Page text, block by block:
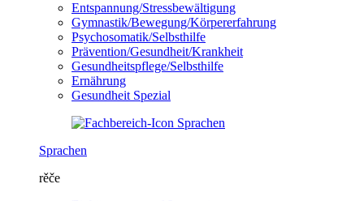
Entspannung/Stressbewältigung
Gymnastik/Bewegung/Körpererfahrung
Psychosomatik/Selbsthilfe
Prävention/Gesundheit/Krankheit
Gesundheitspflege/Selbsthilfe
Ernährung
Gesundheit Spezial
Sprachen
rěče